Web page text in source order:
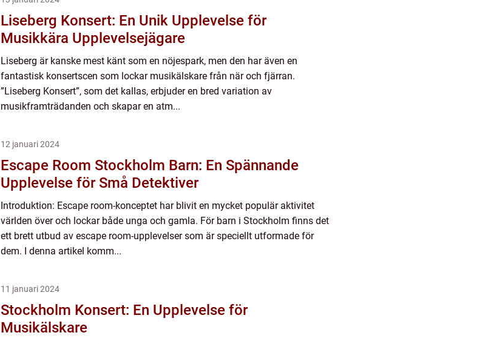
Liseberg Konsert: En Unik Upplevelse för
Musikkära Upplevelsejägare
Liseberg är kanske mest känt som en nöjespark, men den har även en
fantastisk konsertscen som lockar musikälskare från när och fjärran.
”Liseberg Konsert”, som det kallas, erbjuder en bred variation av
musikframträdanden och skapar en atm...
12 januari 2024
Escape Room Stockholm Barn: En Spännande
Upplevelse för Små Detektiver
Introduktion: Escape room-konceptet har blivit en mycket populär aktivitet
världen över och lockar både unga och gamla. För barn i Stockholm finns det
ett brett utbud av escape room-upplevelser som är speciellt utformade för
dem. I denna artikel komm...
11 januari 2024
Stockholm Konsert: En Upplevelse för
Musikälskare